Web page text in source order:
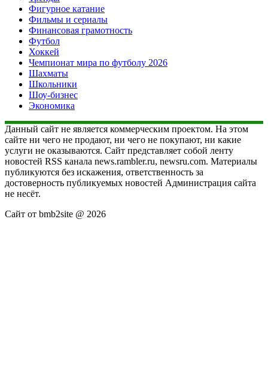
Фигурное катание
Фильмы и сериалы
Финансовая грамотность
Футбол
Хоккей
Чемпионат мира по футболу 2026
Шахматы
Школьники
Шоу-бизнес
Экономика
Данный сайт не является коммерческим проектом. На этом
сайте ни чего не продают, ни чего не покупают, ни какие
услуги не оказываются. Сайт представляет собой ленту
новостей RSS канала news.rambler.ru, newsru.com. Материалы
публикуются без искажения, ответственность за
достоверность публикуемых новостей Администрация сайта
не несёт.
Сайт от bmb2site @ 2026